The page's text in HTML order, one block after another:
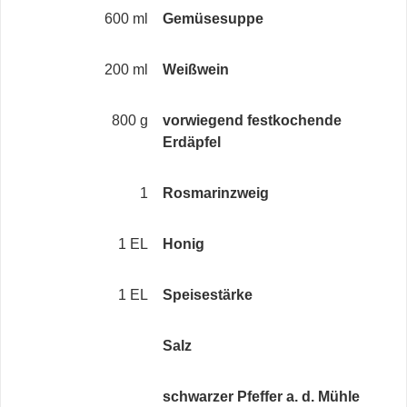
600 ml Gemüsesuppe
200 ml Weißwein
800 g
vorwiegend festkochende
Erdäpfel
1 Rosmarinzweig
1 EL Honig
1 EL Speisestärke
Salz
schwarzer Pfeffer a. d. Mühle